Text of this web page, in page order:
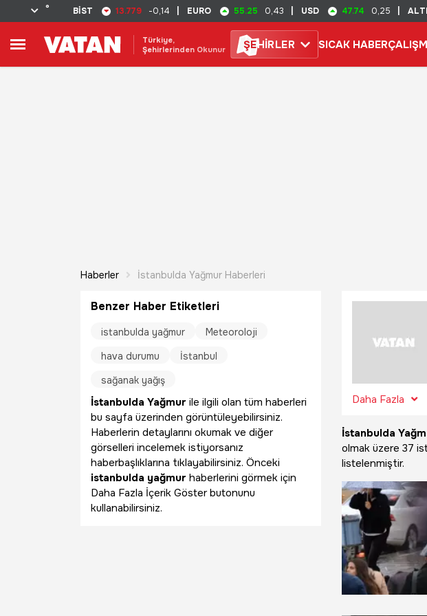
° BİST 13.779 -0,14 EURO 55.25 0,43 USD 47.74 0,25
Türkiye,
Şehirlerinden Okunur
ŞEHİRLER SICAK HABER
Haberler İstanbulda Yağmur Haberleri
Daha Fazla
İstanbulda
olmak üzere 37
listelenmiştir.
Benzer Haber Etiketleri
istanbulda yağmur
Meteoroloji
hava durumu
İstanbul
sağanak yağış
İstanbulda Yağmur ile ilgili olan tüm haberleri
bu sayfa üzerinden görüntüleyebilirsiniz.
Haberlerin detaylarını okumak ve diğer
görselleri incelemek istiyorsanız
haberbaşlıklarına tıklayabilirsiniz. Önceki
istanbulda yağmur haberlerini görmek için
Daha Fazla İçerik Göster butonunu
kullanabilirsiniz.